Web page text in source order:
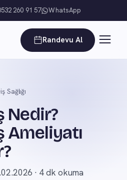
260 91 57 WhatsApp
Randevu Al
Sağlığı
Nedir?
Ameliyatı
· 4 dk okuma